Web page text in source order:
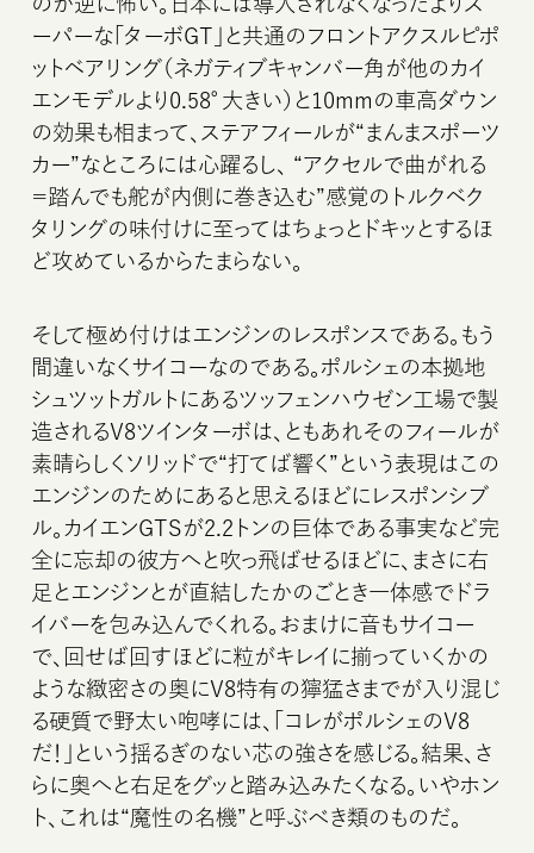
ーパーな「ターボGT」と共通のフロントアクスルピポ
ットベアリング（ネガティブキャンバー角が他のカイ
エンモデルより0.58°大きい）と10mmの車高ダウン
の効果も相まって、ステアフィールが“まんまスポーツ
カー”なところには心躍るし、 “アクセルで曲がれる
＝踏んでも舵が内側に巻き込む”感覚のトルクベク
タリングの味付けに至ってはちょっとドキッとするほ
ど攻めているからたまらない。
そして極め付けはエンジンのレスポンスである。もう
間違いなくサイコーなのである。ポルシェの本拠地
シュツットガルトにあるツッフェンハウゼン工場で製
造されるV8ツインターボは、ともあれそのフィールが
素晴らしくソリッドで“打てば響く”という表現はこの
エンジンのためにあると思えるほどにレスポンシブ
ル。カイエンGTSが2.2トンの巨体である事実など完
全に忘却の彼方へと吹っ飛ばせるほどに、まさに右
足とエンジンとが直結したかのごとき一体感でドラ
イバーを包み込んでくれる。おまけに音もサイコー
で、回せば回すほどに粒がキレイに揃っていくかの
ような緻密さの奥にV8特有の獰猛さまでが入り混じ
る硬質で野太い咆哮には、「コレがポルシェのV8
だ！」という揺るぎのない芯の強さを感じる。結果、さ
らに奥へと右足をグッと踏み込みたくなる。いやホン
ト、これは“魔性の名機”と呼ぶべき類のものだ。